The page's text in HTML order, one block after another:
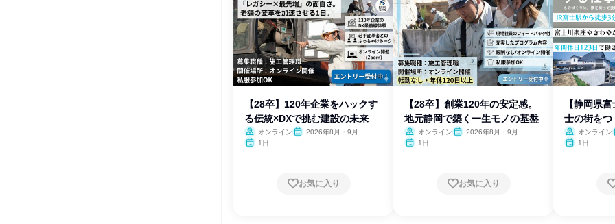
【28卒】120年企業をハックす
る伝統×DXで挑む建設の未来
オンライン
2026年8月・9月
1日
お気に入り
【28卒】創業120年の安定感。
地元静岡で築く一生モノの基盤
オンライン
2026年8月・9月
1日
お気に入り
【静岡県
士の街をつ
とはオンライン
1日